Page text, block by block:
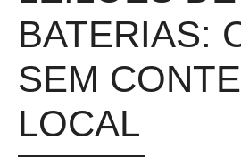
BATERIAS:
SEM
LOCAL